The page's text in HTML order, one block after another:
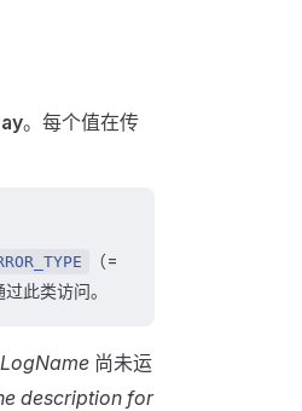
。每个值在传
（=
此类访问。
LogName 尚未运
description for